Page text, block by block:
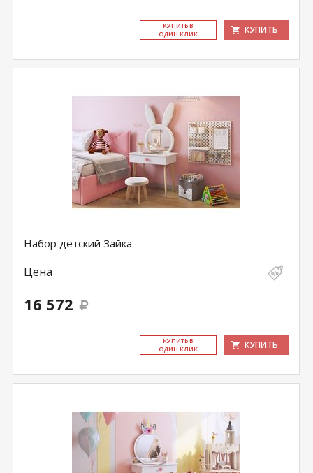
КУ­ПИТЬ В
ОДИН КЛИК
КУПИТЬ
Набор детский Зайка
Цена
16 572
КУ­ПИТЬ В
ОДИН КЛИК
КУПИТЬ